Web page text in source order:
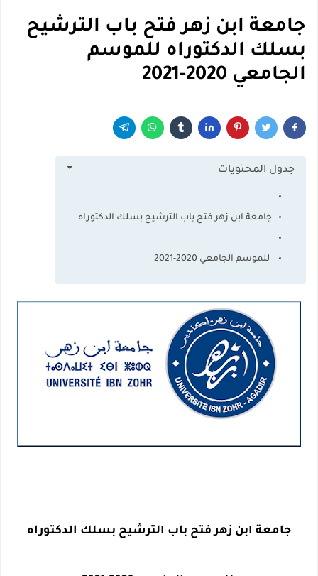
جامعة ابن زهر فتح باب الترشيح
بسلك الدكتوراه للموسم
الجامعي 2020-2021
جدول المحتويات
جامعة ابن زهر فتح باب الترشيح بسلك الدكتوراه
للموسم الجامعي 2020-2021
جامعة ابن زهر فتح باب الترشيح بسلك الدكتوراه